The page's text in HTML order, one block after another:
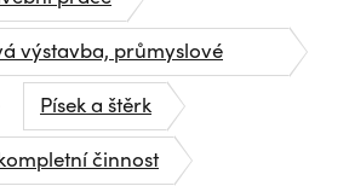
výstavba, průmyslové
Písek a štěrk
činnost